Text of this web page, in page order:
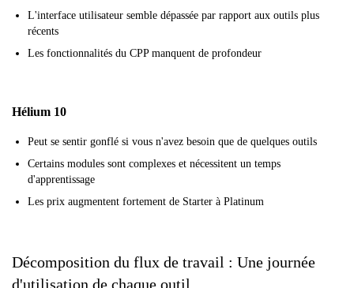
L'interface utilisateur semble dépassée par rapport aux outils plus
récents
Les fonctionnalités du CPP manquent de profondeur
Hélium 10
Peut se sentir gonflé si vous n'avez besoin que de quelques outils
Certains modules sont complexes et nécessitent un temps
d'apprentissage
Les prix augmentent fortement de Starter à Platinum
Décomposition du flux de travail : Une journée
d'utilisation de chaque outil